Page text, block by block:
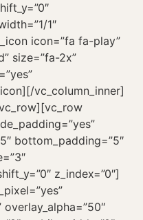
1″
icon=”fa fa-play”
size=”fa-2x”
vc_column_inner]
bottom_padding=”5″
z_index=”0″]